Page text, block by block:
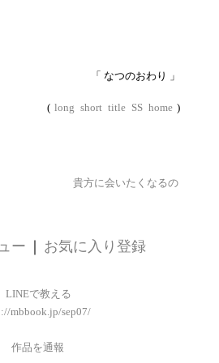
「 なつのおわり 」
( long short title SS home )
貴方に会いたくなるの
ー お気に入り登録
LINEで教える
mbbook.jp/sep07/
作品を通報